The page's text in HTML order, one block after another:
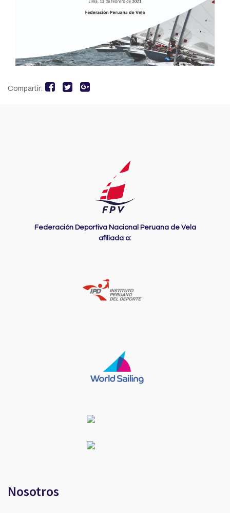
Compartir:
Federación Deportiva Nacional Peruana de Vela
afiliada a:
Nosotros